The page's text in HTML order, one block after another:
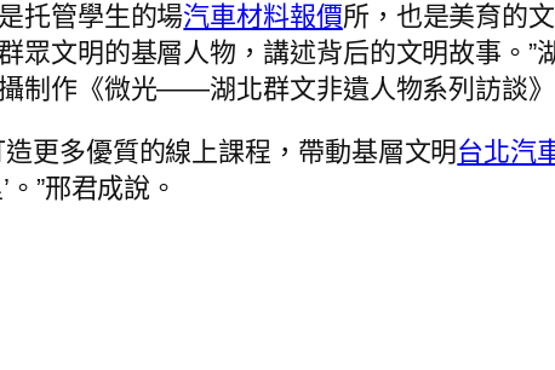
托管學生的場汽車材料報價所，也是美育的
眾文明的基層人物，講述背后的文明故事。
制作《微光——湖北群文非遺人物系列訪談
造更多優質的線上課程，帶動基層文明 台北汽
”邢君成說。